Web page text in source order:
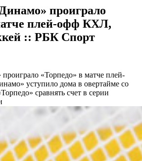
проиграло
плей-офф КХЛ,
:: РБК Спорт
«Торпедо» в матче плей-
уступило дома в овертайме со
сравнять счет в серии